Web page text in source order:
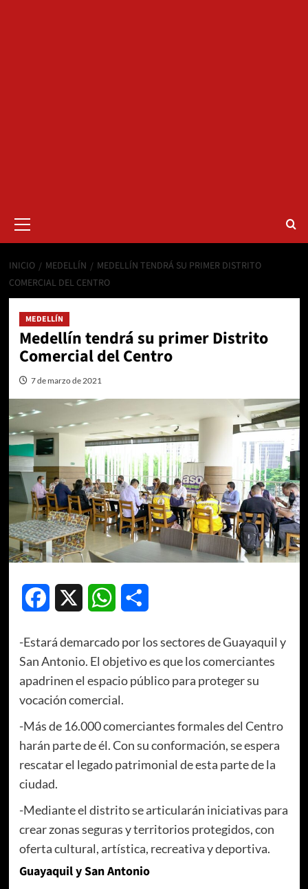
primario
INICIO MEDELLÍN
MEDELLÍN TENDRÁ SU PRIMER DISTRITO
COMERCIAL DEL CENTRO
MEDELLÍN
Medellín tendrá su primer Distrito
Comercial del Centro
7 de marzo de 2021
Facebook WhatsApp
-Estará demarcado por los sectores de Guayaquil y
San Antonio. El objetivo es que los comerciantes
apadrinen el espacio público para proteger su
vocación comercial.
-Más de 16.000 comerciantes formales del Centro
harán parte de él. Con su conformación, se espera
rescatar el legado patrimonial de esta parte de la
ciudad.
-Mediante el distrito se articularán iniciativas para
crear zonas seguras y territorios protegidos, con
oferta cultural, artística, recreativa y deportiva.
Guayaquil y San Antonio